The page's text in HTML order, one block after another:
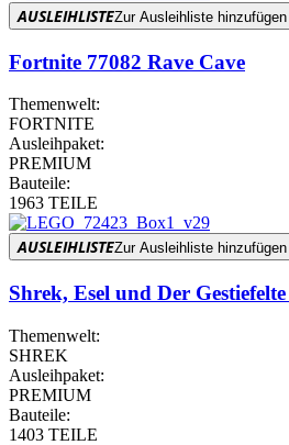
AUSLEIHLISTEZur Ausleihliste hinzufügen
Fortnite 77082 Rave Cave
Themenwelt:
FORTNITE
Ausleihpaket:
PREMIUM
Bauteile:
1963 TEILE
AUSLEIHLISTEZur Ausleihliste hinzufügen
Shrek, Esel und Der
Themenwelt:
SHREK
Ausleihpaket:
PREMIUM
Bauteile:
1403 TEILE